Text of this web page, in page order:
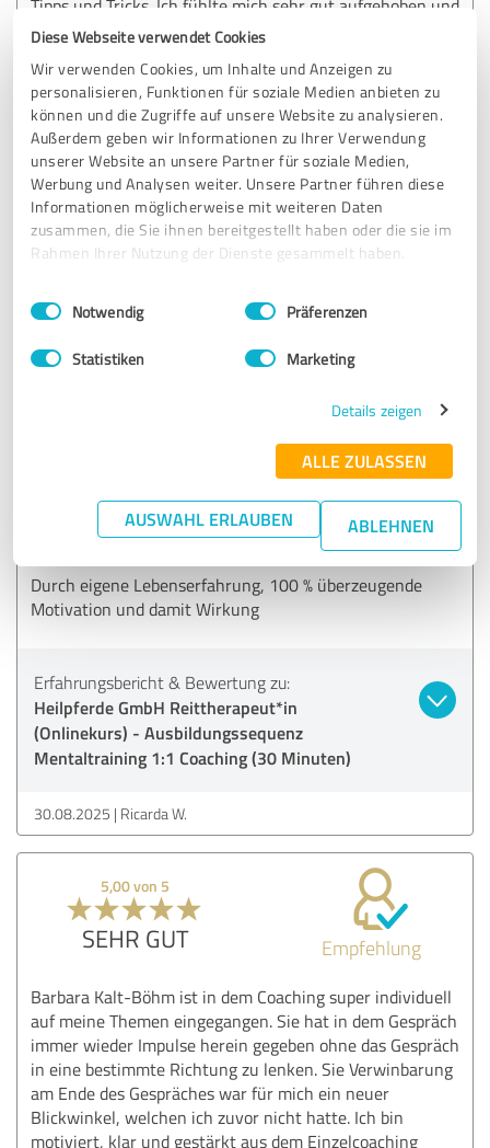
Diese Webseite verwendet Cookies
Wir verwenden Cookies, um Inhalte und Anzeigen zu
personalisieren, Funktionen für soziale Medien anbieten zu
können und die Zugriffe auf unsere Website zu analysieren.
Außerdem geben wir Informationen zu Ihrer Verwendung
unserer Website an unsere Partner für soziale Medien,
Werbung und Analysen weiter. Unsere Partner führen diese
Informationen möglicherweise mit weiteren Daten
zusammen, die Sie ihnen bereitgestellt haben oder die sie im
Rahmen Ihrer Nutzung der Dienste gesammelt haben.
Impressum Datenschutzbestimmungen
Einwilligungsauswahl
Notwendig Präferenzen
Statistiken Marketing
Details zeigen
ALLE ZULASSEN
AUSWAHL ERLAUBEN ABLEHNEN
Tipps und Tricks. Ich fühlte mich sehr gut aufgehoben und
angenommen. Sie arbeitete sehr individuell und sie hatte
auseinandergesetzt. Erklärungen waren super, in sich
schlüssig und logisch. Top erklärt. Auch die PowerPoint
Präsentation war sehr gut gemacht, viele Illustrationen die
es auf den Punkt bringen. Seit meiner Arbeit mit dem
Workbook habe ich gewisse Bilder immer wieder vor
Augen. Ich persönlich konnte sehr viel mitnehmen.
Herzliches DANKE :-)
Ausbildung Heilpferde-Therapeuth* in
OnlineKurs Mentaltraining mit 1:1 Coaching
SEHR GUT Empfehlung
Durch eigene Lebenserfahrung, 100 % überzeugende
Motivation und damit Wirkung
Erfahrungsbericht & Bewertung zu:
Heilpferde GmbH Reittherapeut*in
(Onlinekurs) - Ausbildungssequenz
Mentaltraining 1:1 Coaching (30 Minuten)
30.08.2025 Ricarda W.
5,00 von 5
SEHR GUT Empfehlung
Barbara Kalt-Böhm ist in dem Coaching super individuell
auf meine Themen eingegangen. Sie hat in dem Gespräch
immer wieder Impulse herein gegeben ohne das Gespräch
in eine bestimmte Richtung zu lenken. Sie Verwinbarung
am Ende des Gespräches war für mich ein neuer
Blickwinkel, welchen ich zuvor nicht hatte. Ich bin
motiviert, klar und gestärkt aus dem Einzelcoaching